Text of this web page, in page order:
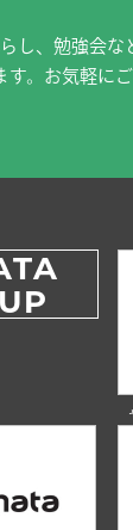
し、勉強会な
す。お気軽に